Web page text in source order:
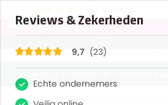
9,7
verzendkosten NL € 8,50
Home / OXFORD Micro XA5